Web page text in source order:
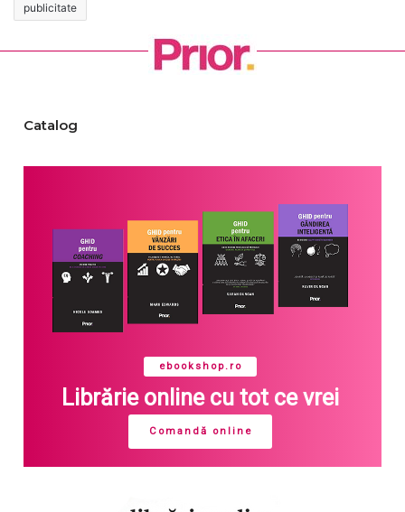
publicitate
Catalog
ebookshop.ro
Librărie online cu tot ce vrei
Comandă online